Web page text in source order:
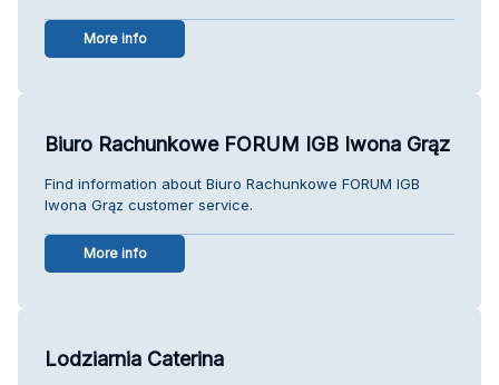
More info
Biuro Rachunkowe FORUM IGB Iwona Grąz
Find information about Biuro Rachunkowe FORUM IGB
Iwona Grąz customer service.
More info
Lodziarnia Caterina